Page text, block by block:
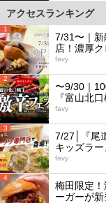
アクセスランキング
1
7/31〜｜新
店！濃厚
favy
2
〜9/30｜
『富山北
favy
3
7/27│『尾
キッズラ
favy
4
梅田限定
ーガーが新